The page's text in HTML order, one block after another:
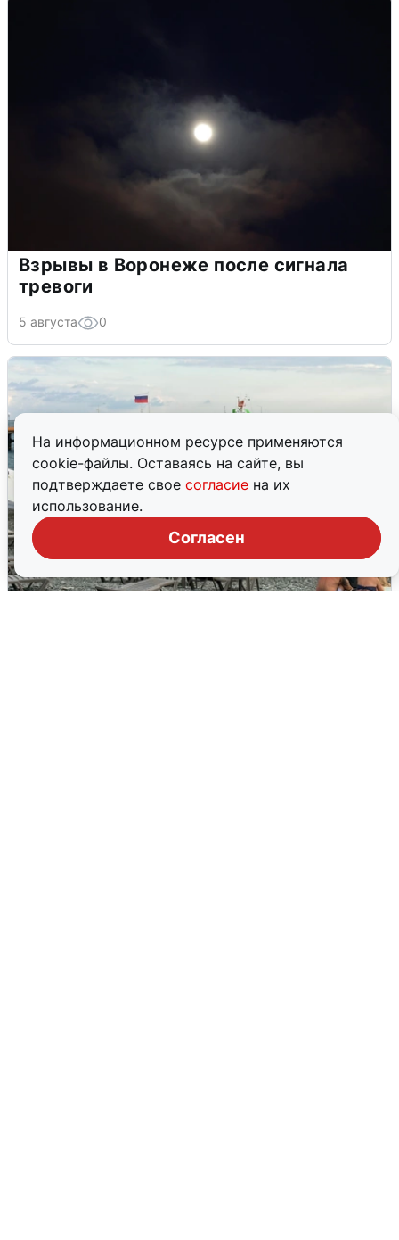
На информационном ресурсе применяются
cookie-файлы. Оставаясь на сайте, вы
подтверждаете свое согласие на их
использование.
Согласен
Взрывы в Воронеже после сигнала
тревоги
5 августа 0